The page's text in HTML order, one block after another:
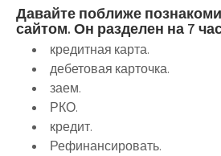
Давайте поближе
сайтом. Он разделен на 7
кредитная карта.
дебетовая карточка.
заем.
РКО.
кредит.
Рефинансировать.